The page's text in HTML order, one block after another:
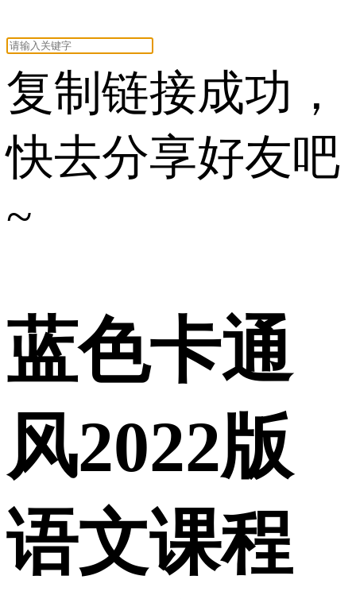
复制链接成功，
快去分享好友吧
~
蓝色卡通
风2022版
语文课程